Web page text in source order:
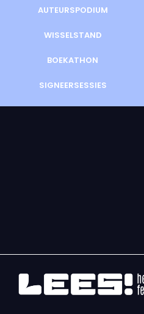
AUTEURSPODIUM
WISSELSTAND
BOEKATHON
SIGNEERSESSIES